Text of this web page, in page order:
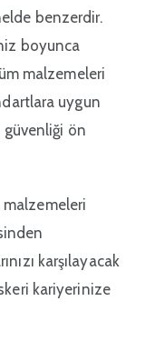
benzerdir.
boyunca
malzemeleri
uygun
ön
karşılayacak
kariyerinize